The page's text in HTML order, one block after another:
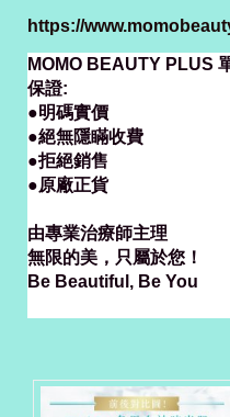
https://
MOMO BEAUTY PLUS
保證:
●明碼實價
●絕無隱瞞收費
●拒絕銷售
●原廠正貨
由專業治療師主理
無限的美，只屬於您！
Be Beautiful, Be You